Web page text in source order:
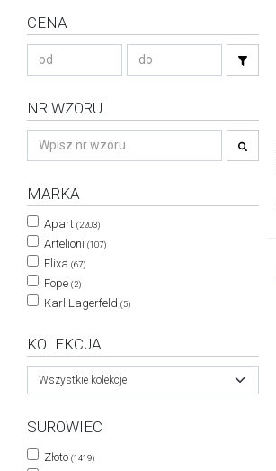
CENA
NR WZORU
MARKA
Apart (2203)
Artelioni (107)
Elixa (67)
Fope (2)
Karl Lagerfeld (5)
KOLEKCJA
Wszystkie kolekcje
SUROWIEC
Złoto (1419)